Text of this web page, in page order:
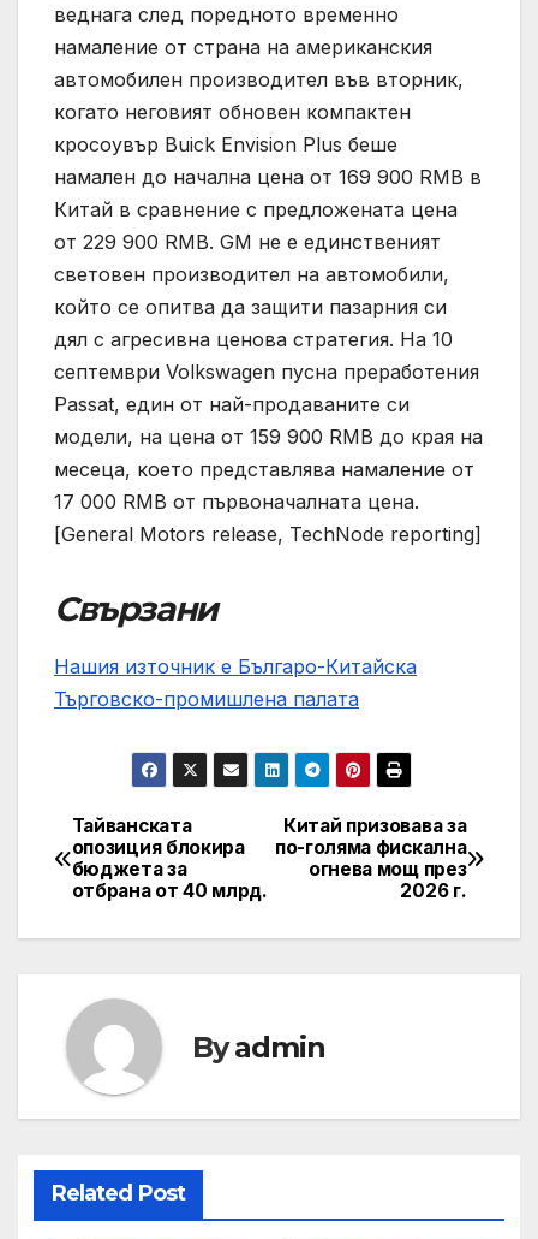
веднага след поредното временно
намаление от страна на американския
автомобилен производител във вторник,
когато неговият обновен компактен
кросоувър Buick Envision Plus беше
намален до начална цена от 169 900 RMB в
Китай в сравнение с предложената цена
от 229 900 RMB. GM не е единственият
световен производител на автомобили,
който се опитва да защити пазарния си
дял с агресивна ценова стратегия. На 10
септември Volkswagen пусна преработения
Passat, един от най-продаваните си
модели, на цена от 159 900 RMB до края на
месеца, което представлява намаление от
17 000 RMB от първоначалната цена.
[General Motors release, TechNode reporting]
Свързани
Нашия източник е Българо-Китайска
Търговско-промишлена палaта
Post
navigation
Китай призовава за
по-голяма фискална
огнева мощ през
2026 г.
Тайванската
опозиция блокира
бюджета за
отбрана от 40 млрд.
Byadmin
Related Post